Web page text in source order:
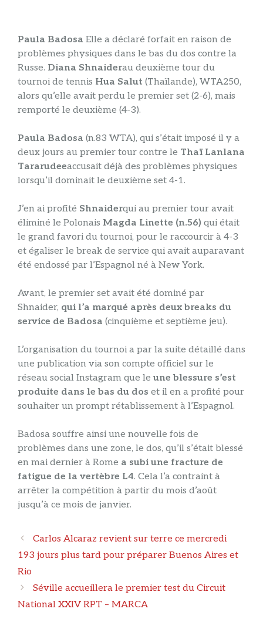
Paula Badosa Elle a déclaré forfait en raison de
problèmes physiques dans le bas du dos contre la
Russe. Diana Shnaiderau deuxième tour du
tournoi de tennis Hua Salut (Thaïlande), WTA250,
alors qu’elle avait perdu le premier set (2-6), mais
remporté le deuxième (4-3).
Paula Badosa (n.83 WTA), qui s’était imposé il y a
deux jours au premier tour contre le Thaï Lanlana
Tararudeeaccusait déjà des problèmes physiques
lorsqu’il dominait le deuxième set 4-1.
J’en ai profité Shnaiderqui au premier tour avait
éliminé le Polonais Magda Linette (n.56) qui était
le grand favori du tournoi, pour le raccourcir à 4-3
et égaliser le break de service qui avait auparavant
été endossé par l’Espagnol né à New York.
Avant, le premier set avait été dominé par
Shnaider, qui l’a marqué après deux breaks du
service de Badosa (cinquième et septième jeu).
L’organisation du tournoi a par la suite détaillé dans
une publication via son compte officiel sur le
réseau social Instagram que le une blessure s’est
produite dans le bas du dos et il en a profité pour
souhaiter un prompt rétablissement à l’Espagnol.
Badosa souffre ainsi une nouvelle fois de
problèmes dans une zone, le dos, qu’il s’était blessé
en mai dernier à Rome a subi une fracture de
fatigue de la vertèbre L4. Cela l’a contraint à
arrêter la compétition à partir du mois d’août
jusqu’à ce mois de janvier.
Navigation
des
articles
Carlos Alcaraz revient sur terre ce mercredi
193 jours plus tard pour préparer Buenos Aires et
Rio
Séville accueillera le premier test du Circuit
National XXIV RPT – MARCA